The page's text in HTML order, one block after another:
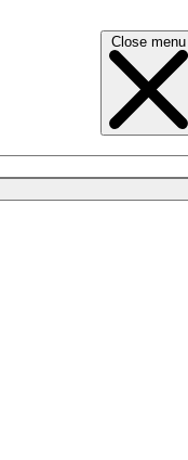
Close menu